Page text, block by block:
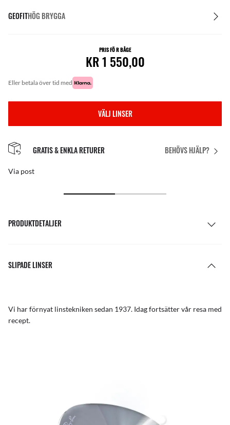
GEOFITHÖG BRYGGA
PRIS FÖ R BÅGE
KR 1 550,00
eller betala över tid med
VÄLJ LINSER
BEHÖVS HJÄLP?
GRATIS & ENKLA RETURER
Via post
PRODUKTDETALJER
SLIPADE LINSER
Vi har förnyat linstekniken sedan 1937. Idag fortsätter vår resa med
recept.